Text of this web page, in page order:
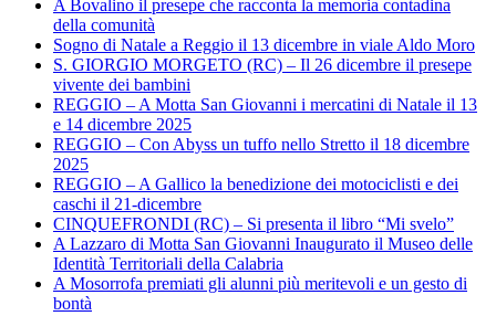
A Bovalino il presepe che racconta la memoria contadina
della comunità
Sogno di Natale a Reggio il 13 dicembre in viale Aldo Moro
S. GIORGIO MORGETO (RC) – Il 26 dicembre il presepe
vivente dei bambini
REGGIO – A Motta San Giovanni i mercatini di Natale il 13
e 14 dicembre 2025
REGGIO – Con Abyss un tuffo nello Stretto il 18 dicembre
2025
REGGIO – A Gallico la benedizione dei motociclisti e dei
caschi il 21-dicembre
CINQUEFRONDI (RC) – Si presenta il libro “Mi svelo”
A Lazzaro di Motta San Giovanni Inaugurato il Museo delle
Identità Territoriali della Calabria
A Mosorrofa premiati gli alunni più meritevoli e un gesto di
bontà